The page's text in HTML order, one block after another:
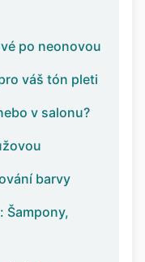
po neonovou
váš tón pleti
v salonu?
barvy
Šampony,